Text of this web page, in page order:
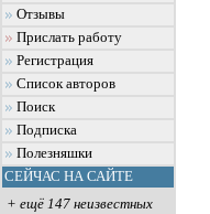
Отзывы
Прислать работу
Регистрация
Список авторов
Поиск
Подписка
Полезняшки
СЕЙЧАС НА САЙТЕ
+ ещё 147 неизвестных